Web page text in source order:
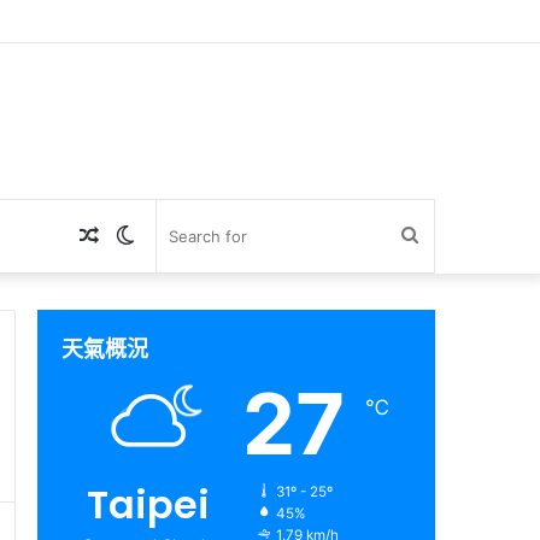
for
Switch
skin
Random
Article
天氣概況
Taipei
27 ℃
31º - 25º
45%
1.79 km/h